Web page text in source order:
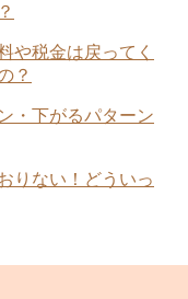
や税金は戻ってく
？
・下がるパターン
りない！どういっ